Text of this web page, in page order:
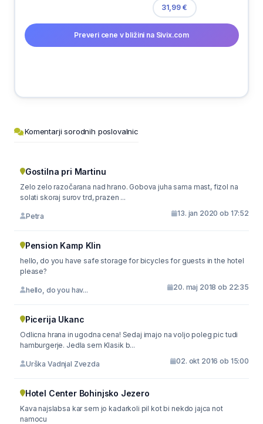
31,99 €
Preveri cene v bližini na Sivix.com
Komentarji sorodnih poslovalnic
Gostilna pri Martinu
Zelo zelo razočarana nad hrano. Gobova juha sama mast, fizol na
solati skoraj surov trd, prazen ...
Petra 13. jan 2020 ob 17:52
Pension Kamp Klin
hello, do you have safe storage for bicycles for guests in the hotel
please?
hello, do you hav... 20. maj 2018 ob 22:35
Picerija Ukanc
Odlicna hrana in ugodna cena! Sedaj imajo na voljo poleg pic tudi
hamburgerje. Jedla sem Klasik b...
Urška Vadnjal Zvezda 02. okt 2016 ob 15:00
Hotel Center Bohinjsko Jezero
Kava najslabsa kar sem jo kadarkoli pil kot bi nekdo jajca not
namocu